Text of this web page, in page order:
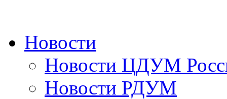
Новости
Новости ЦДУМ
Новости РДУМ